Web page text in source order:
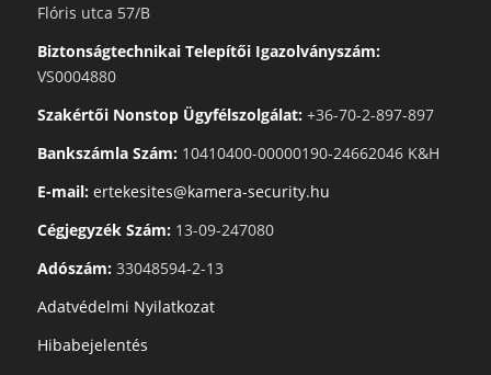
Flóris utca 57/B
Biztonságtechnikai Telepítői Igazolványszám:
VS0004880
Szakértői Nonstop Ügyfélszolgálat:+36-70-2-897-897
Bankszámla Szám:10410400-00000190-24662046 K&H
E-mail: ertekesites@kamera-security.hu
Cégjegyzék Szám:13-09-247080
Adószám:33048594-2-13
Adatvédelmi Nyilatkozat
Hibabejelentés